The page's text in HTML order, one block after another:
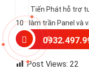
10
Tiến Phát hỗ trợ
làm trần Panel và
Phường Bình
Post Views: 22